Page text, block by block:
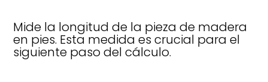
Mide la longitud de la pieza de madera
en pies. Esta medida es crucial para el
siguiente paso del cálculo.